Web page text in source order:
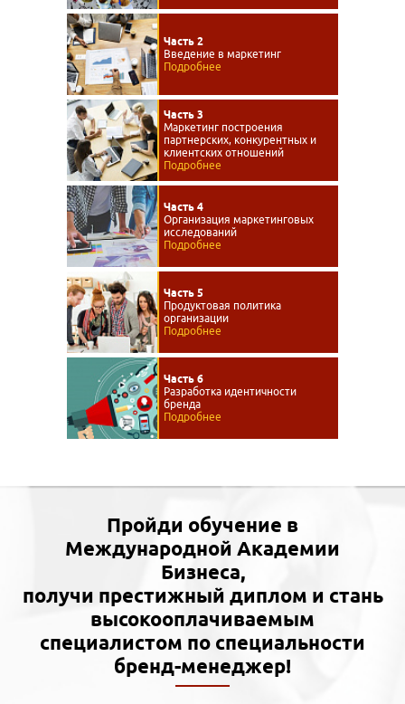
Часть 2
Введение в маркетинг
Подробнее
Часть 3
Маркетинг построения
партнерских, конкурентных и
клиентских отношений
Подробнее
Часть 4
Организация маркетинговых
исследований
Подробнее
Часть 5
Продуктовая политика
организации
Подробнее
Часть 6
Разработка идентичности
бренда
Подробнее
Пройди обучение в
Международной Академии
Бизнеса,
получи престижный диплом и стань
высокооплачиваемым
специалистом по специальности
бренд-менеджер!